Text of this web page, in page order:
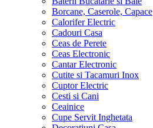
Borcane, Caserole, Capace
Calorifer Electric
Cadouri Casa
Ceas de Perete
Ceas Electronic
Cantar Electronic
Cutite si Tacamuri Inox
Cuptor Electric
Cesti si Cani
Ceainice
Cupe Servit Inghetata